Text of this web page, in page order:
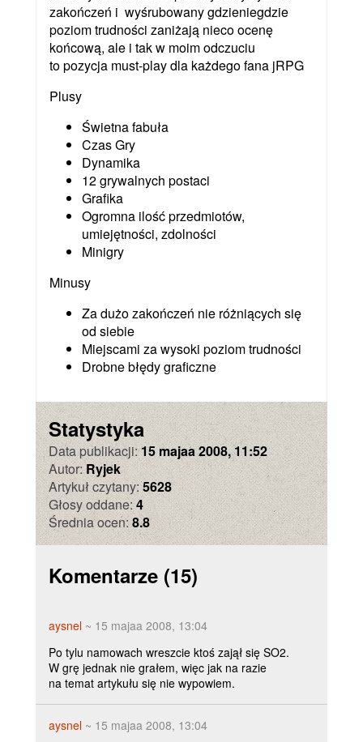
zakończeń i wyśrubowany gdzieniegdzie
poziom trudności zaniżają nieco ocenę
końcową, ale i tak w moim odczuciu
to pozycja must-play dla każdego fana jRPG
Plusy
Świetna fabuła
Czas Gry
Dynamika
12 grywalnych postaci
Grafika
Ogromna ilość przedmiotów,
umiejętności, zdolności
Minigry
Minusy
Za dużo zakończeń nie różniących się
od siebie
Miejscami za wysoki poziom trudności
Drobne błędy graficzne
Statystyka
Data publikacji:15 majaa 2008, 11:52
Autor:Ryjek
Artykuł czytany:5628
Głosy oddane:4
Średnia ocen:8.8
Komentarze (15)
aysnel ~ 15 majaa 2008, 13:04
Po tylu namowach wreszcie ktoś zajął się SO2.
W grę jednak nie grałem, więc jak na razie
na temat artykułu się nie wypowiem.
aysnel ~ 15 majaa 2008, 13:04